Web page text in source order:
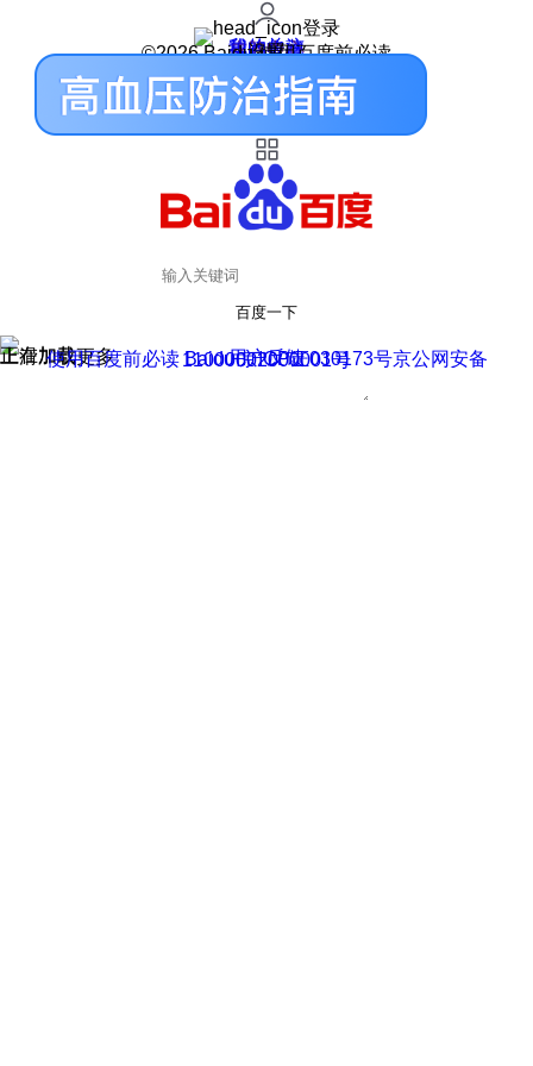
登录
我的关注
我的收藏
皮肤中心
用户反馈
设置
©2026 Baidu 使用百度前必读
百度一下
正在加载
上滑加载更多 用户反馈
使用百度前必读 Baidu 京ICP证030173号
京公网安备11000002000001号